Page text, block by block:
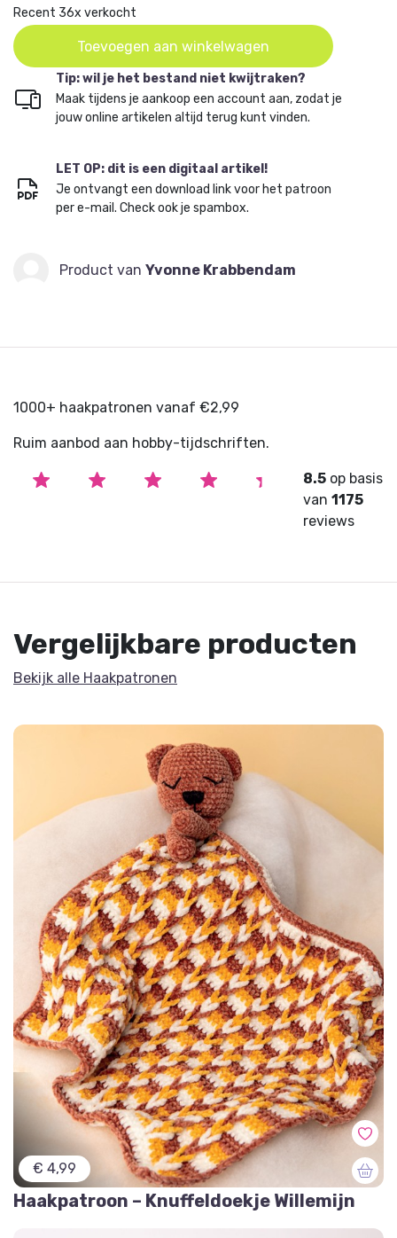
Recent 36x verkocht
Toevoegen aan winkelwagen
Tip: wil je het bestand niet kwijtraken?
Maak tijdens je aankoop een account aan, zodat je
jouw online artikelen altijd terug kunt vinden.
LET OP: dit is een digitaal artikel!
Je ontvangt een download link voor het patroon
per e-mail. Check ook je spambox.
Product van Yvonne Krabbendam
1000+ haakpatronen vanaf €2,99
Ruim aanbod aan hobby-tijdschriften.
8.5 op basis
van1175
reviews
Vergelijkbare producten
Bekijk alle Haakpatronen
€ 4,99
Haakpatroon – Knuffeldoekje Willemijn